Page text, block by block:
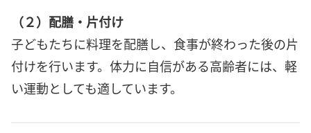
（２）配膳・片付け
子どもたちに料理を配膳し、食事が終わった後の片
付けを行います。体力に自信がある高齢者には、軽
い運動としても適しています。